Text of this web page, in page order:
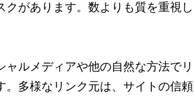
クがあります。数よりも質を重視し
ルメディアや他の自然な方法でリ
。多様なリンク元は、サイトの信頼